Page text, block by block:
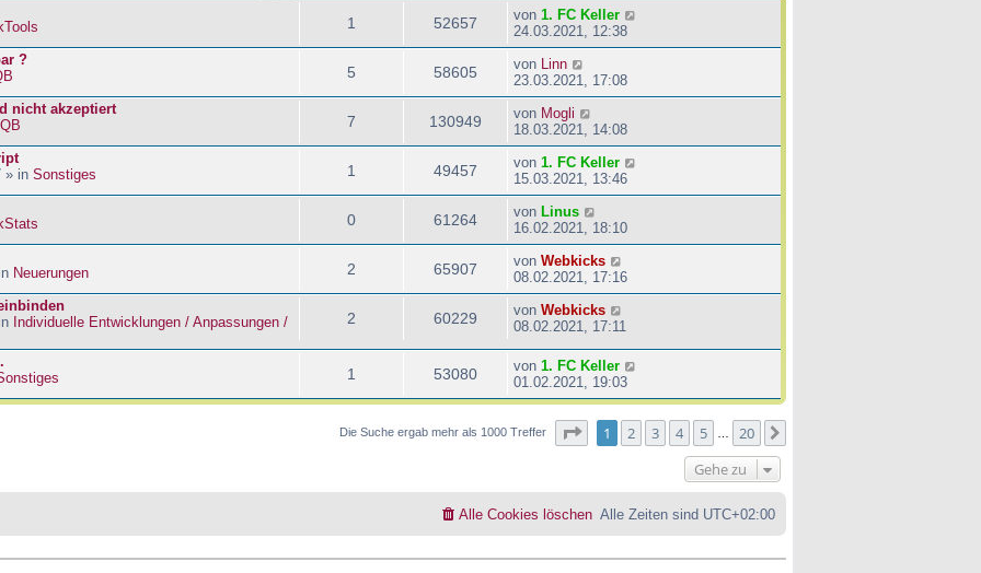
1 52657 von 1. FC Keller
24.03.2021, 12:38
?
5 58605 von Linn
23.03.2021, 17:08
nicht akzeptiert
7 130949 von Mogli
18.03.2021, 14:08
» in Sonstiges 1 49457 von 1. FC Keller
15.03.2021, 13:46
0 61264 von Linus
16.02.2021, 18:10
Neuerungen 2 65907 von Webkicks
08.02.2021, 17:16
Individuelle Entwicklungen / Anpassungen /
2 60229 von Webkicks
08.02.2021, 17:11
1 53080 von 1. FC Keller
01.02.2021, 19:03
Die Suche ergab mehr als 1000 Treffer Seite von20
1 2 3 4 5 20
Gehe zu
Alle Zeiten sind UTC+02:00
Alle Cookies löschen